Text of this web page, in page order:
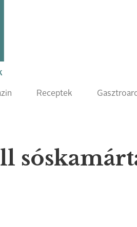
Receptek